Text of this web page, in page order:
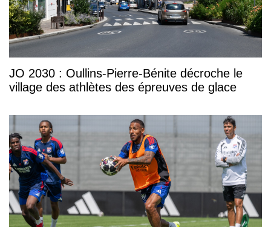
JO 2030 : Oullins-Pierre-Bénite décroche le
village des athlètes des épreuves de glace